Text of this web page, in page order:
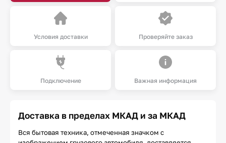
Условия доставки Проверяйте заказ
Подключение Важная информация
Доставка в пределах МКАД и за МКАД
Вся бытовая техника, отмеченная значком с